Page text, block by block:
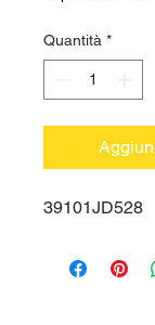
Quantità *
39101JD528